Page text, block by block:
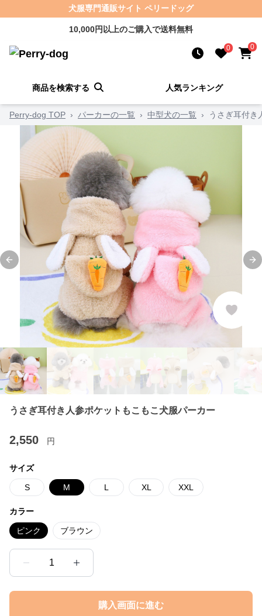
犬服専門通販サイト ペリードッグ
10,000円以上のご購入で送料無料
0 0
商品を検索する 人気ランキング
Perry-dog TOP › パーカーの一覧 › 中型犬の一覧 › うさぎ耳付き
Previous slide
うさぎ耳付き人参ポケットもこもこ犬服パーカー
2,550 円
サイズ
S M L XL XXL
カラー
ピンク ブラウン
1
購入画面に進む